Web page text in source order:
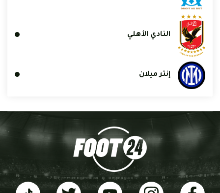
النادي الأهلي
إنتر ميلان